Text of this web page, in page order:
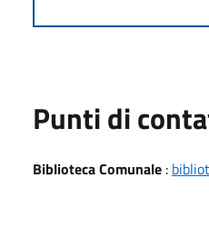
Punti di
Biblioteca Comunale :